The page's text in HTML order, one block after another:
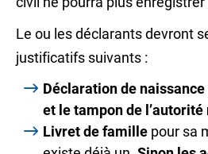
Le ou les déclarants devront
justificatifs suivants :
Déclaration de
et le tampon de
Livret de famille pour sa